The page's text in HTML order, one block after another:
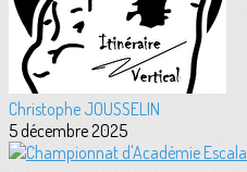
Christophe JOUSSELIN
5 décembre 2025